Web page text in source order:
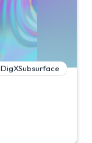
DigXSubsurface